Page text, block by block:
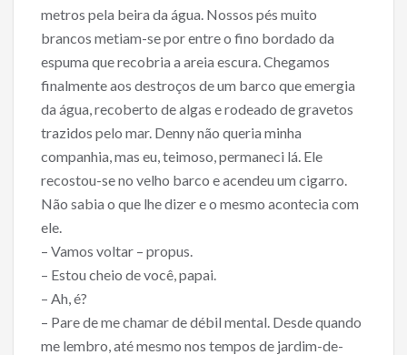
metros pela beira da água. Nossos pés muito
brancos metiam-se por entre o fino bordado da
espuma que recobria a areia escura. Chegamos
finalmente aos destroços de um barco que emergia
da água, recoberto de algas e rodeado de gravetos
trazidos pelo mar. Denny não queria minha
companhia, mas eu, teimoso, permaneci lá. Ele
recostou-se no velho barco e acendeu um cigarro.
Não sabia o que lhe dizer e o mesmo acontecia com
ele.
– Vamos voltar – propus.
– Estou cheio de você, papai.
– Ah, é?
– Pare de me chamar de débil mental. Desde quando
me lembro, até mesmo nos tempos de jardim-de-